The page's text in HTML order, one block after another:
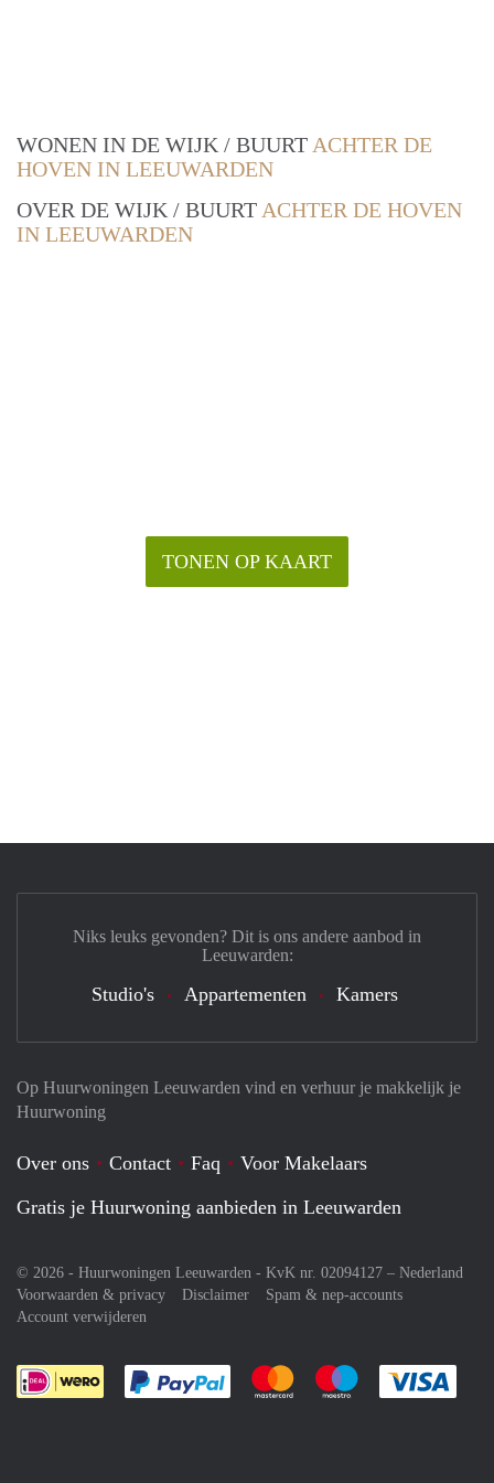
WONEN IN DE WIJK / BUURT ACHTER DE
HOVEN IN LEEUWARDEN
OVER DE WIJK / BUURT ACHTER DE HOVEN
IN LEEUWARDEN
TONEN OP KAART
Op Huurwoningen Leeuwarden vind en verhuur je makkelijk je
Huurwoning
Over ons Contact Faq
Voor Makelaars
Gratis je Huurwoning aanbieden in Leeuwarden
© 2026 - Huurwoningen Leeuwarden - KvK nr. 02094127 – Nederland
Voorwaarden & privacy
Disclaimer
Spam & nep-accounts
Account verwijderen
Je rekent gemakkelijk af met Paypal
Je rekent gemakkelijk af met
Je rekent
Niks leuks gevonden? Dit is ons andere aanbod in
Leeuwarden:
Studio's Appartementen Kamers